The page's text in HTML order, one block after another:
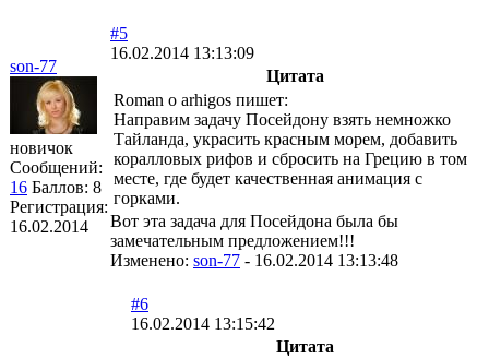
son-77
новичок
Сообщений:
16 Баллов: 8
Регистрация:
16.02.2014
#5
16.02.2014 13:13:09
Цитата
Roman o arhigos пишет:
Направим задачу Посейдону взять немножко
Тайланда, украсить красным морем, добавить
коралловых рифов и сбросить на Грецию в том
месте, где будет качественная анимация с
горками.
Вот эта задача для Посейдона была бы
замечательным предложением!!!
Изменено: son-77 - 16.02.2014 13:13:48
#6
16.02.2014 13:15:42
Цитата